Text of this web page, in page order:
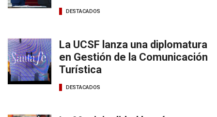
DESTACADOS
La UCSF lanza una diplomatura
en Gestión de la Comunicación
Turística
DESTACADOS